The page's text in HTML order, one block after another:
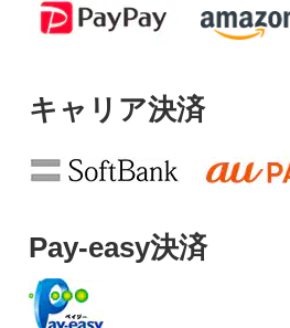
キャリア決済
Pay-easy決済